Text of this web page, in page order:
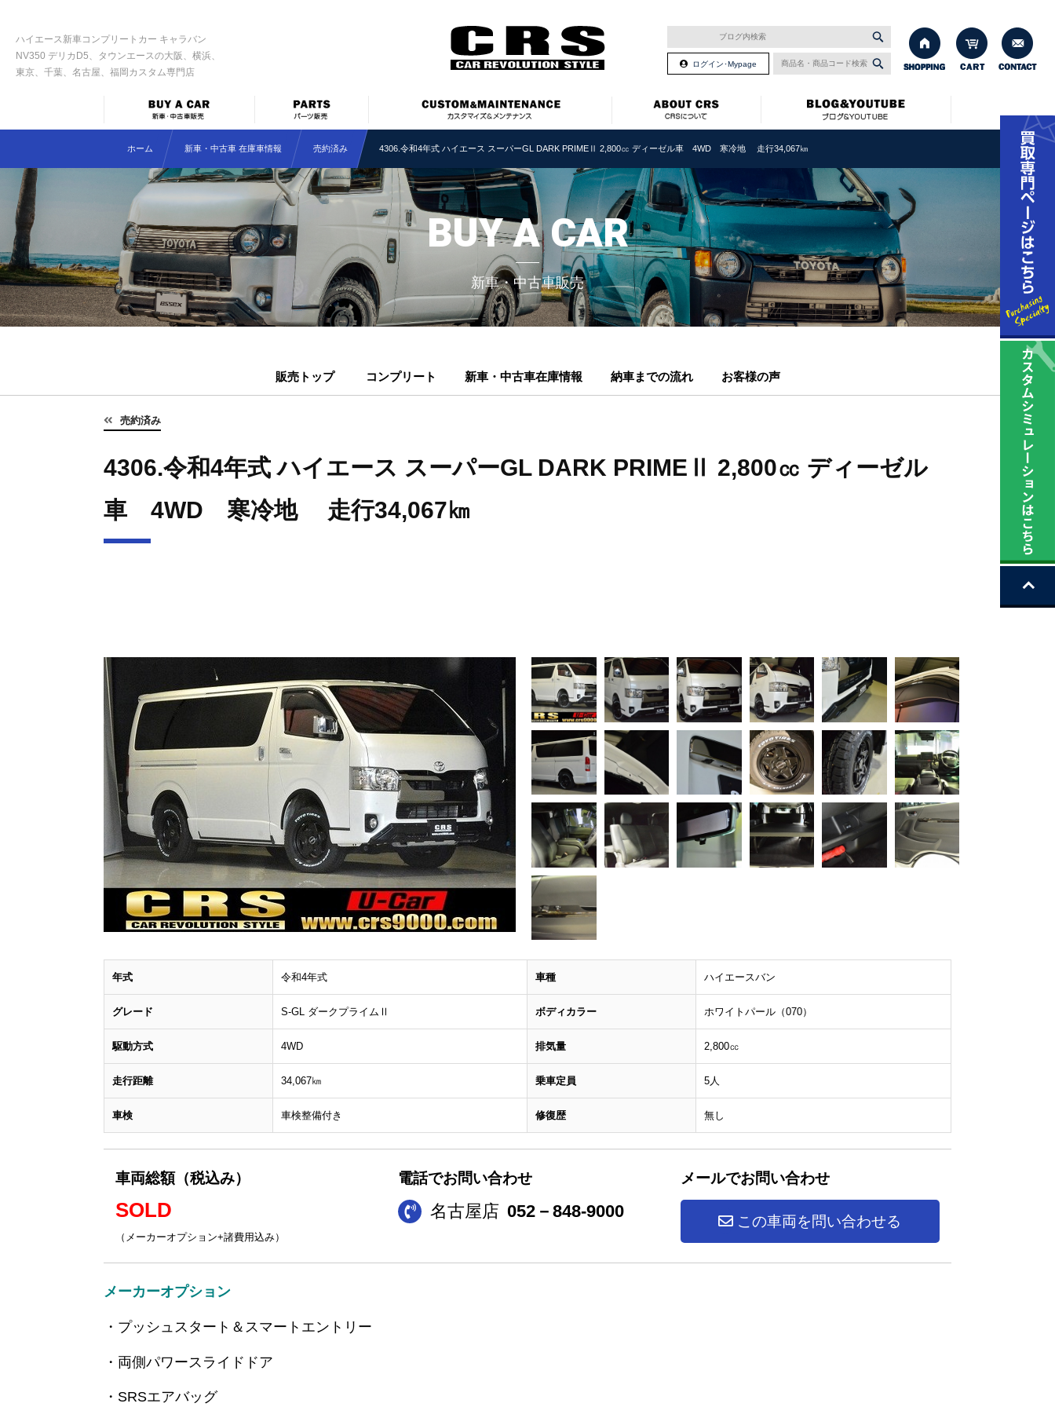
ハイエース新車コンプリートカー キャラバン
NV350 デリカD5、タウンエースの大阪、横浜、
東京、千葉、名古屋、福岡カスタム専門店
ログイン･Mypage
ホーム 新車・中古車 在庫車情報 売約済み 4306.令和4年式 ハイエース スーパーGL DARK PRIMEⅡ 2,800㏄ ディーゼル車 4WD 寒冷地 走行34,067㎞
BUY A CAR
新車・中古車販売
販売トップ コンプリート 新車・中古車在庫情報 納車までの流れ お客様の声
売約済み
4306.令和4年式 ハイエース スーパーGL DARK PRIMEⅡ 2,800㏄ ディーゼル
車 4WD 寒冷地 走行34,067㎞
年式 令和4年式 車種 ハイエースバン
グレード S-GL ダークプライムⅡ ボディカラー ホワイトパール（070）
駆動方式 4WD 排気量 2,800㏄
走行距離 34,067㎞ 乗車定員 5人
車検 車検整備付き 修復歴 無し
車両総額（税込み）
SOLD
（メーカーオプション+諸費用込み）
電話でお問い合わせ
名古屋店 052－848-9000
メールでお問い合わせ
この車両を問い合わせる
メーカーオプション
・プッシュスタート＆スマートエントリー
・両側パワースライドドア
・SRSエアバッグ